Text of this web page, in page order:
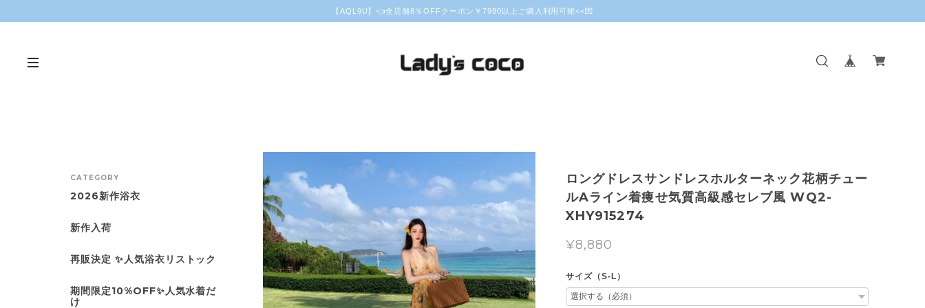
【AQL9U】👈全店舗8％OFFクーポン￥7980以上ご購入利用可能<<💌
ロングドレスサンドレスホルターネック花柄チュー
ルAライン着痩せ気質高級感セレブ風 WQ2-
XHY915274
¥8,880
サイズ（S-L）
CATEGORY
2026新作浴衣
新作入荷
再販決定 ✨人気浴衣リストック
期間限定10%OFF✨人気水着だ
け